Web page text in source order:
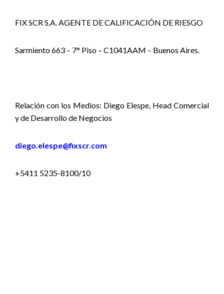
FIX SCR S.A. AGENTE DE CALIFICACIÓN DE RIESGO
Sarmiento 663 – 7° Piso – C1041AAM – Buenos Aires.
Relación con los Medios: Diego Elespe, Head Comercial
y de Desarrollo de Negocios
diego.elespe@fixscr.com
+5411 5235-8100/10